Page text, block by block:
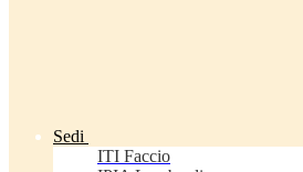
Sedi
ITI Faccio